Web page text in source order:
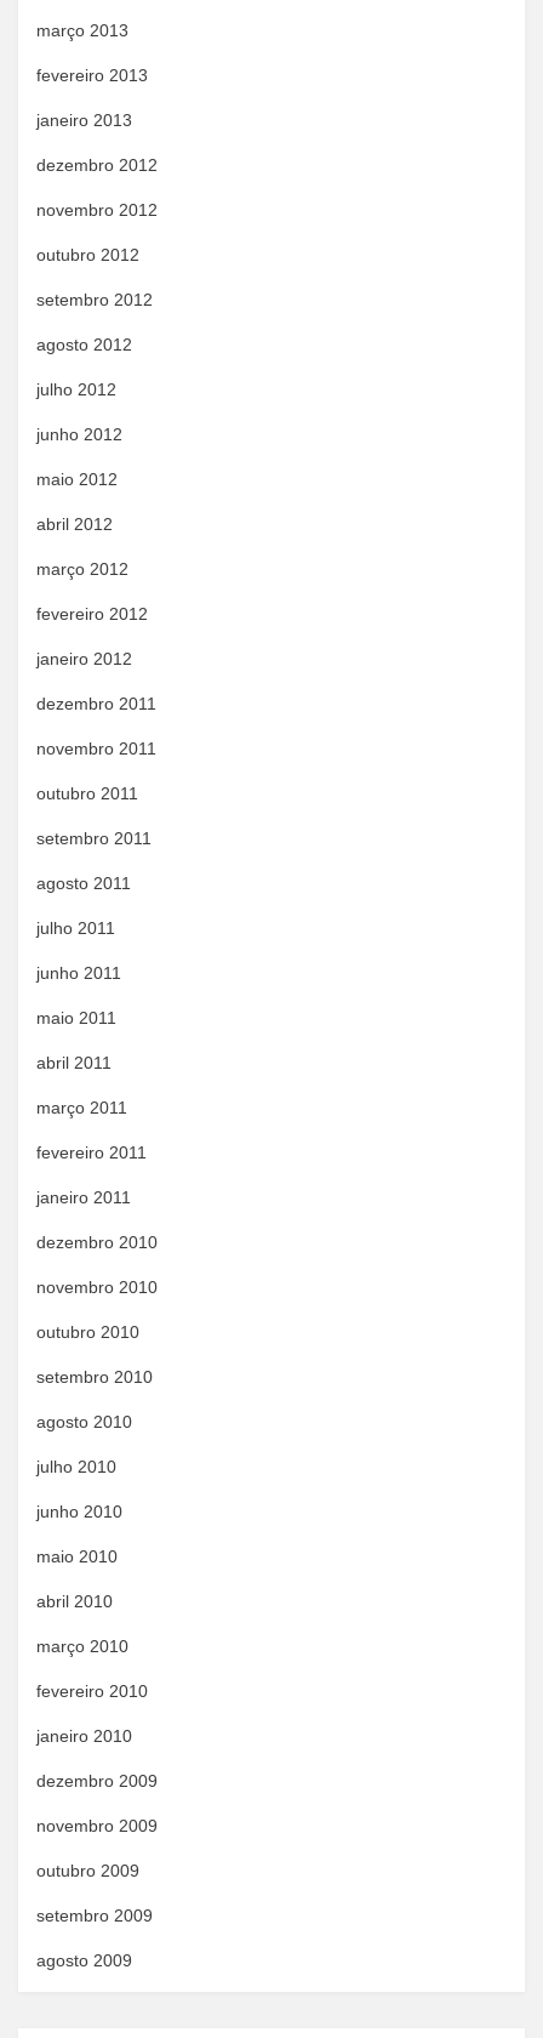
março 2013
fevereiro 2013
janeiro 2013
dezembro 2012
novembro 2012
outubro 2012
setembro 2012
agosto 2012
julho 2012
junho 2012
maio 2012
abril 2012
março 2012
fevereiro 2012
janeiro 2012
dezembro 2011
novembro 2011
outubro 2011
setembro 2011
agosto 2011
julho 2011
junho 2011
maio 2011
abril 2011
março 2011
fevereiro 2011
janeiro 2011
dezembro 2010
novembro 2010
outubro 2010
setembro 2010
agosto 2010
julho 2010
junho 2010
maio 2010
abril 2010
março 2010
fevereiro 2010
janeiro 2010
dezembro 2009
novembro 2009
outubro 2009
setembro 2009
agosto 2009